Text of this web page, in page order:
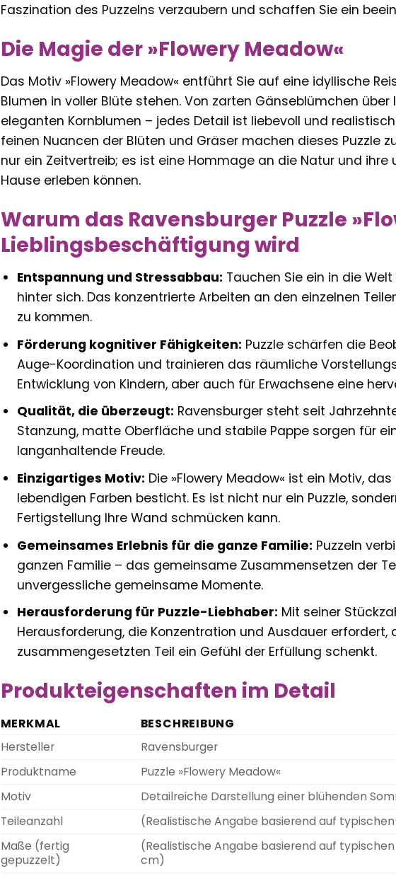
Faszination des Puzzelns verzaubern und schaffen Sie ein
Die Magie der »Flowery Meadow«
Das Motiv »Flowery Meadow« entführt Sie auf eine idyllische
Blumen in voller Blüte stehen. Von zarten Gänseblümchen
eleganten Kornblumen – jedes Detail ist liebevoll und
feinen Nuancen der Blüten und Gräser machen dieses Puzzle
nur ein Zeitvertreib; es ist eine Hommage an die Natur und ihre
Hause erleben können.
Warum das Ravensburger Puzzle
Lieblingsbeschäftigung wird
Entspannung und Stressabbau: Tauchen Sie ein in die
hinter sich. Das konzentrierte Arbeiten an den einzelnen
zu kommen.
Förderung kognitiver Fähigkeiten: Puzzle schärfen die
Auge-Koordination und trainieren das räumliche
Entwicklung von Kindern, aber auch für Erwachsene eine
Qualität, die überzeugt: Ravensburger steht seit
Stanzung, matte Oberfläche und stabile Pappe sorgen für
langanhaltende Freude.
Einzigartiges Motiv: Die »Flowery Meadow« ist ein Motiv,
lebendigen Farben besticht. Es ist nicht nur ein Puzzle,
Fertigstellung Ihre Wand schmücken kann.
Gemeinsames Erlebnis für die ganze Familie: Puzzeln
ganzen Familie – das gemeinsame Zusammensetzen der
unvergessliche gemeinsame Momente.
Herausforderung für Puzzle-Liebhaber: Mit seiner
Herausforderung, die Konzentration und Ausdauer erfordert,
zusammengesetzten Teil ein Gefühl der Erfüllung schenkt.
Produkteigenschaften im Detail
MERKMAL
BESCHREIBUNG
Hersteller
Ravensburger
Produktname
Puzzle »Flowery Meadow«
Motiv
Detailreiche Darstellung einer blühenden
Teileanzahl
(Realistische Angabe basierend auf typischen
Maße (fertig
gepuzzelt)
(Realistische Angabe basierend auf typischen
cm)